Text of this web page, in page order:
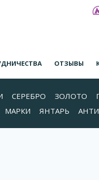
ОТЗЫВЫ
СЕРЕБРО ЗОЛОТО
МАРКИ ЯНТАРЬ